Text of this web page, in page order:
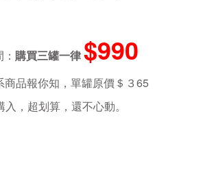
購買三罐一律$990
商品報你知，單罐原價＄３65
入，超划算，還不心動。